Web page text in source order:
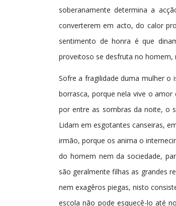
soberanamente determina a
converterem em acto, do calor
sentimento de honra é que
proveitoso se desfruta no homem,
Sofre a fragilidade duma mulher
borrasca, porque nela vive o
por entre as sombras da noite, o
Lidam em esgotantes canseiras,
irmão, porque os anima o
do homem nem da sociedade,
são geralmente filhas as grandes
nem exagêros piegas, nisto
escola não pode esquecê-lo até